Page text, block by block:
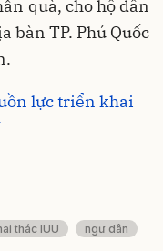
quà, cho hộ dân
bàn TP. Phú Quốc
lực triển khai
thác IUU ngư dân